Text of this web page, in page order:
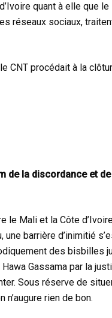
quant à elle que
réseaux sociaux,
CNT procédait à la
de la discordance et
le Mali et la Côte
barrière d’inimitié
des bisbilles
Gassama par la
Sous réserve de
rien de bon.